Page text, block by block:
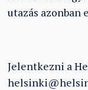
utazás
Jelentkezni a